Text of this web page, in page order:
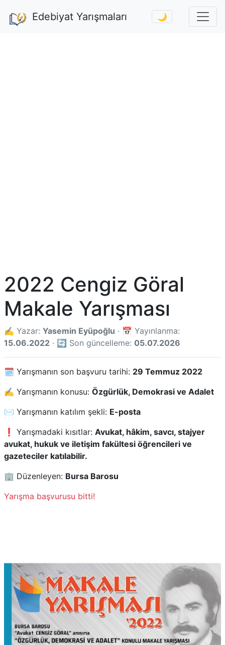
Edebiyat Yarışmaları 🌙
2022 Cengiz Göral
Makale Yarışması
✍️ Yazar: Yasemin Eyüpoğlu · 📅 Yayınlanma:
15.06.2022 · 🔄 Son güncelleme: 05.07.2026
🗓️ Yarışmanın son başvuru tarihi: 29 Temmuz 2022
✍️ Yarışmanın konusu: Özgürlük, Demokrasi ve Adalet
✉️ Yarışmanın katılım şekli: E-posta
❗ Yarışmadaki kısıtlar: Avukat, hâkim, savcı, stajyer
avukat, hukuk ve iletişim fakültesi öğrencileri ve
gazeteciler katılabilir.
🏢 Düzenleyen: Bursa Barosu
Yarışma başvurusu bitti!